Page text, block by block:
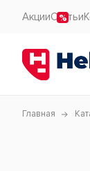
АкцииСтатьи
Главная